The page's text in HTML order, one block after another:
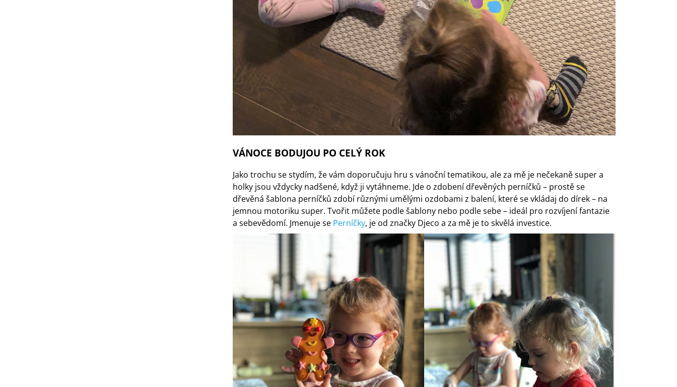
VÁNOCE BODUJOU PO CELÝ ROK
Jako trochu se stydím, že vám doporučuju hru s vánoční tematikou, ale za mě je nečekaně super a
holky jsou vždycky nadšené, když ji vytáhneme. Jde o zdobení dřevěných perníčků – prostě se
dřevěná šablona perníčků zdobí různými umělými ozdobami z balení, které se vkládaj do dírek – na
jemnou motoriku super. Tvořit můžete podle šablony nebo podle sebe – ideál pro rozvíjení fantazie
a sebevědomí. Jmenuje se Perníčky, je od značky Djeco a za mě je to skvělá investice.